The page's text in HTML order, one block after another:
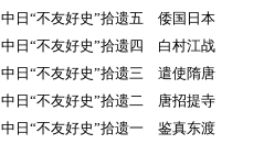
中日“不友好史”拾遗五 倭国日本
中日“不友好史”拾遗四 白村江战
中日“不友好史”拾遗三 遣使隋唐
中日“不友好史”拾遗二 唐招提寺
中日“不友好史”拾遗一 鉴真东渡